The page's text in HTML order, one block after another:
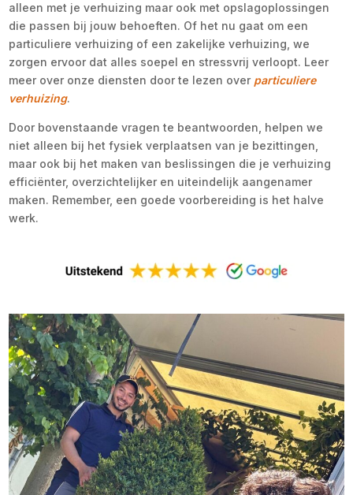
alleen met je verhuizing maar ook met opslagoplossingen
die passen bij jouw behoeften. Of het nu gaat om een
particuliere verhuizing of een zakelijke verhuizing, we
zorgen ervoor dat alles soepel en stressvrij verloopt. Leer
meer over onze diensten door te lezen over particuliere
verhuizing.
Door bovenstaande vragen te beantwoorden, helpen we
niet alleen bij het fysiek verplaatsen van je bezittingen,
maar ook bij het maken van beslissingen die je verhuizing
efficiënter, overzichtelijker en uiteindelijk aangenamer
maken. Remember, een goede voorbereiding is het halve
werk.